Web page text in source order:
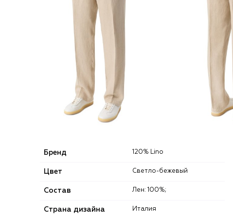
Бренд 120% Lino
Цвет Светло-бежевый
Состав Лен: 100%;
Страна дизайна Италия